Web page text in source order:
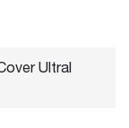
Ultral